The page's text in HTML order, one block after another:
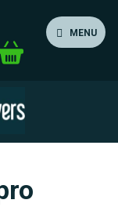
MENU
Nákupní